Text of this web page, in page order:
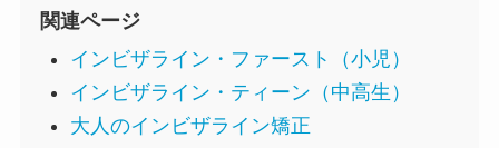
関連ページ
インビザライン・ファースト（小児）
インビザライン・ティーン（中高生）
大人のインビザライン矯正